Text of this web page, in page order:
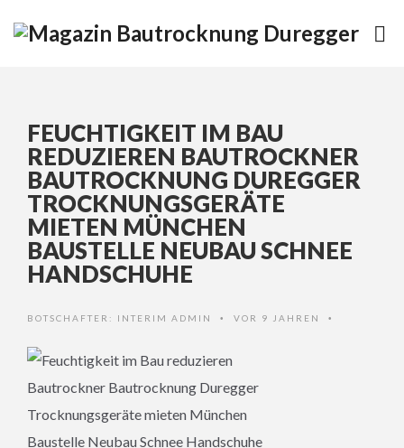
FEUCHTIGKEIT IM BAU
REDUZIEREN BAUTROCKNER
BAUTROCKNUNG DUREGGER
TROCKNUNGSGERÄTE
MIETEN MÜNCHEN
BAUSTELLE NEUBAU SCHNEE
HANDSCHUHE
BOTSCHAFTER: INTERIM ADMIN • VOR 9 JAHREN •